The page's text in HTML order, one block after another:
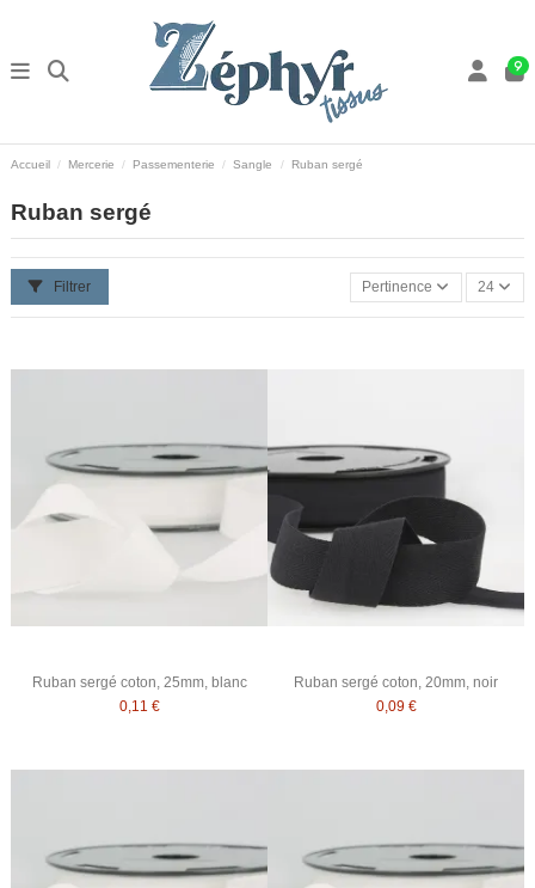
9
Accueil Mercerie Passementerie Sangle Ruban sergé
Ruban sergé
Filtrer Pertinence 24
Ruban sergé coton, 25mm, blanc
0,11 €
Ruban sergé coton, 20mm, noir
0,09 €